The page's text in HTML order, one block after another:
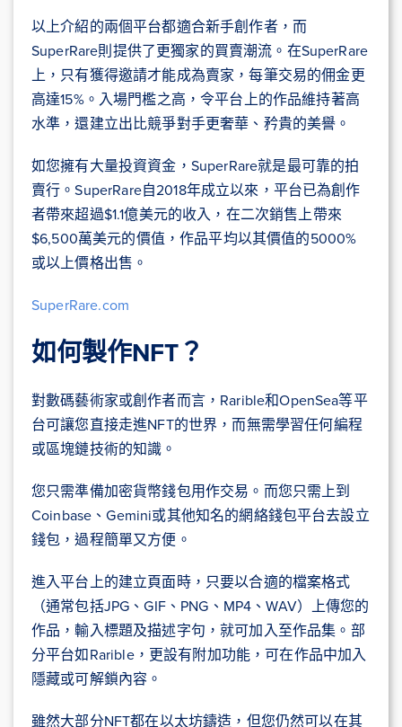
以上介紹的兩個平台都適合新手創作者，而
SuperRare則提供了更獨家的買賣潮流。在SuperRare
上，只有獲得邀請才能成為賣家，每筆交易的佣金更
高達15%。入場門檻之高，令平台上的作品維持著高
水準，還建立出比競爭對手更奢華、矜貴的美譽。
如您擁有大量投資資金，SuperRare就是最可靠的拍
賣行。SuperRare自2018年成立以來，平台已為創作
者帶來超過$1.1億美元的收入，在二次銷售上帶來
$6,500萬美元的價值，作品平均以其價值的5000%
或以上價格出售。
SuperRare.com
如何製作NFT？
對數碼藝術家或創作者而言，Rarible和OpenSea等平
台可讓您直接走進NFT的世界，而無需學習任何編程
或區塊鏈技術的知識。
您只需準備加密貨幣錢包用作交易。而您只需上到
Coinbase、Gemini或其他知名的網絡錢包平台去設立
錢包，過程簡單又方便。
進入平台上的建立頁面時，只要以合適的檔案格式
（通常包括JPG、GIF、PNG、MP4、WAV）上傳您的
作品，輸入標題及描述字句，就可加入至作品集。部
分平台如Rarible，更設有附加功能，可在作品中加入
隱藏或可解鎖內容。
雖然大部分NFT都在以太坊鑄造，但您仍然可以在其